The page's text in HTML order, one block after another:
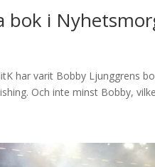
bok i
har varit Bobby Ljunggrens
Och inte minst Bobby,